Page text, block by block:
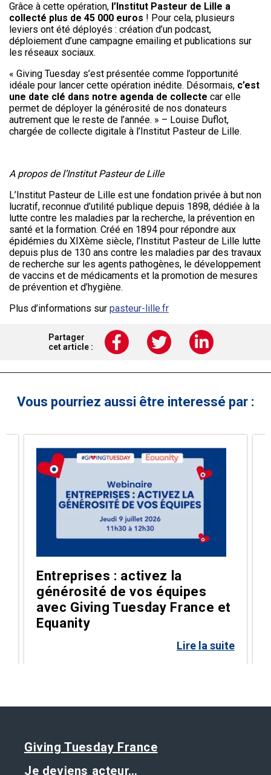
Grâce à cette opération, l’Institut Pasteur de Lille a
collecté plus de 45 000 euros ! Pour cela, plusieurs
leviers ont été déployés : création d’un podcast,
déploiement d’une campagne emailing et publications sur
les réseaux sociaux.
« Giving Tuesday s’est présentée comme l’opportunité
idéale pour lancer cette opération inédite. Désormais, c’est
une date clé dans notre agenda de collecte car elle
permet de déployer la générosité de nos donateurs
autrement que le reste de l’année. » – Louise Duflot,
chargée de collecte digitale à l’Institut Pasteur de Lille.
A propos de l’Institut Pasteur de Lille
L’Institut Pasteur de Lille est une fondation privée à but non
lucratif, reconnue d’utilité publique depuis 1898, dédiée à la
lutte contre les maladies par la recherche, la prévention en
santé et la formation. Créé en 1894 pour répondre aux
épidémies du XIXème siècle, l’Institut Pasteur de Lille lutte
depuis plus de 130 ans contre les maladies par des travaux
de recherche sur les agents pathogènes, le développement
de vaccins et de médicaments et la promotion de mesures
de prévention et d’hygiène.
Plus d’informations sur pasteur-lille.fr
Partager
cet article :
Vous pourriez aussi être interessé par :
Entreprises : activez la
générosité de vos équipes
avec Giving Tuesday France et
Equanity
Lire la suite
Giving Tuesday France
Je deviens acteur…